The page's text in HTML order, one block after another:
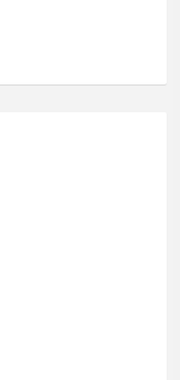
sich
Fachmann zu
hier immer